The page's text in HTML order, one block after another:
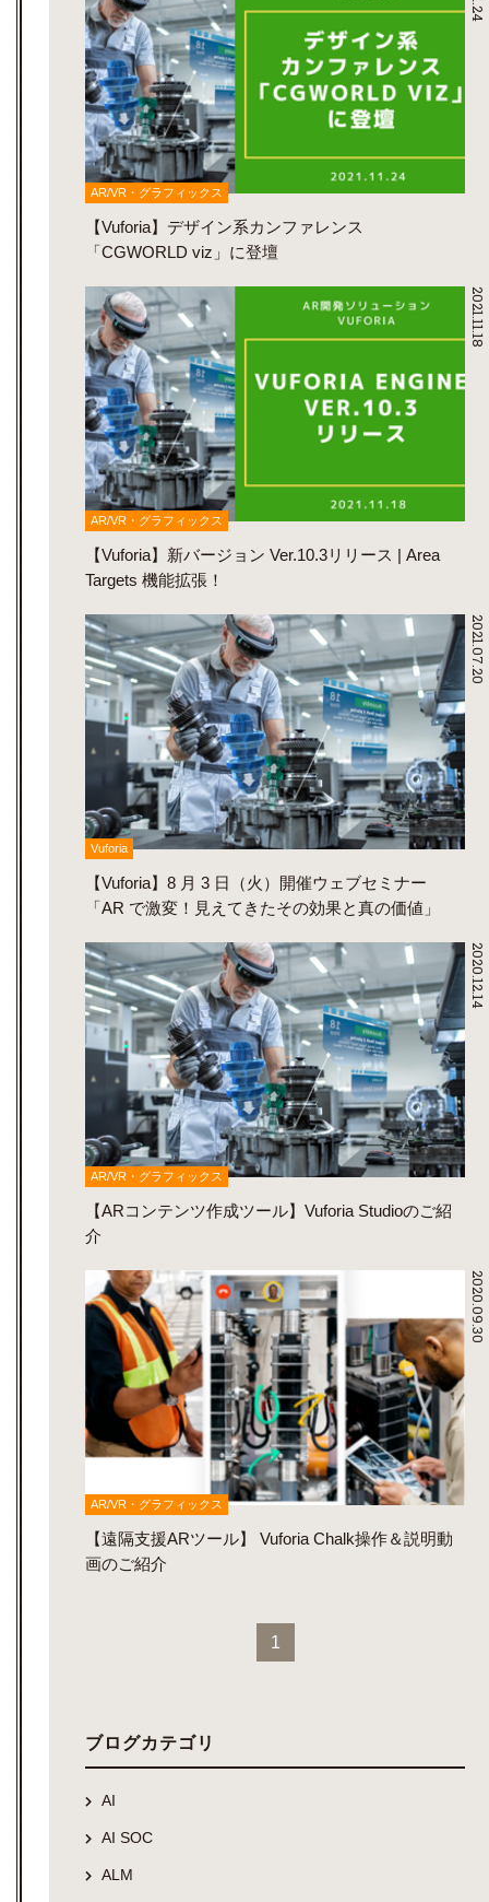
AR/VR・グラフィックス
【Vuforia】デザイン系カンファレンス
「CGWORLD viz」に登壇
2021.11.18
AR/VR・グラフィックス
【Vuforia】新バージョン Ver.10.3リリース | Area
Targets 機能拡張！
2021.07.20
Vuforia
【Vuforia】8 月 3 日（火）開催ウェブセミナー
「AR で激変！見えてきたその効果と真の価値」
2020.12.14
AR/VR・グラフィックス
【ARコンテンツ作成ツール】Vuforia Studioのご紹
介
2020.09.30
AR/VR・グラフィックス
【遠隔支援ARツール】 Vuforia Chalk操作＆説明動
画のご紹介
1
ブログカテゴリ
AI
AI SOC
ALM